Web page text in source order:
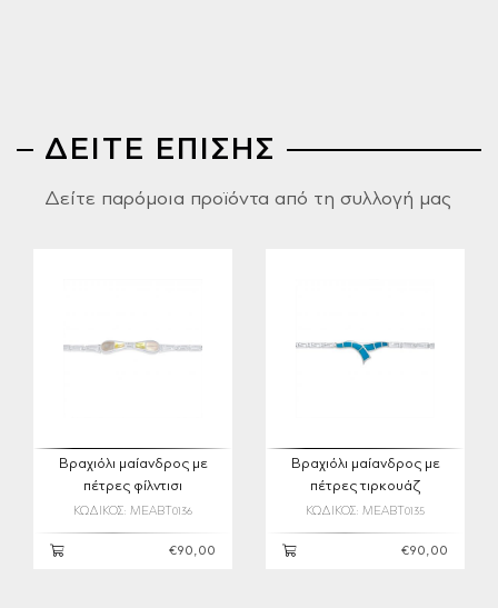
ΔΕΙΤΕ ΕΠΙΣΗΣ
Δείτε παρόμοια προϊόντα από τη συλλογή μας
Βραχιόλι μαίανδρος με
πέτρες φίλντισι
ΚΩΔΙΚΟΣ: MEABT0136
€90,00
Βραχιόλι μαίανδρος με
πέτρες τιρκουάζ
ΚΩΔΙΚΟΣ: MEABT0135
€90,00